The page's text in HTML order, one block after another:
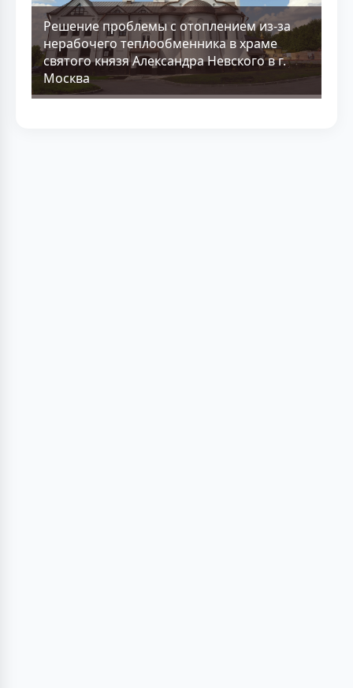
Решение проблемы с отоплением из-за
нерабочего теплообменника в храме
святого князя Александра Невского в г.
Москва